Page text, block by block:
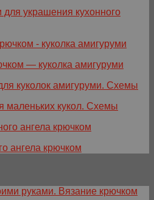
украшения кухонного
— куколка амигуруми
маленьких кукол. Схемы
ангела крючком